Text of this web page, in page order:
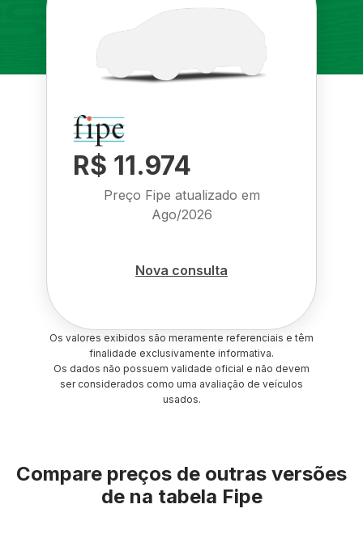
R$ 11.974
Preço Fipe atualizado em
Ago/2026
Nova consulta
Os valores exibidos são meramente referenciais e têm
finalidade exclusivamente informativa.
Os dados não possuem validade oficial e não devem
ser considerados como uma avaliação de veículos
usados.
Compare preços de outras versões
de na tabela Fipe